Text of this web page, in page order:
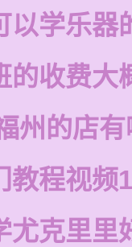
以学乐器
的收费大
州的店
教程视频
尤克里里